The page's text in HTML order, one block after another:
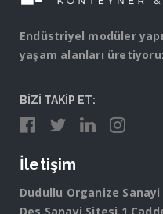
Endüstriyel modüler
yaşam alanları
BİZİ TAKİP ET:
İletişim
Dudullu Organize